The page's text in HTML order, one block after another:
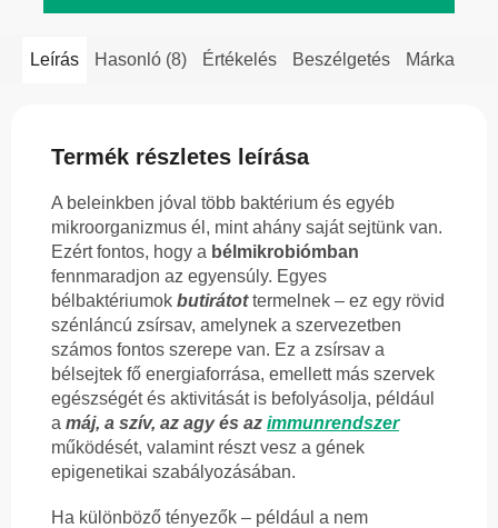
Leírás Hasonló (8) Értékelés Beszélgetés Márka
Termék részletes leírása
A beleinkben jóval több baktérium és egyéb
mikroorganizmus él, mint ahány saját sejtünk van.
Ezért fontos, hogy a bélmikrobiómban
fennmaradjon az egyensúly. Egyes
bélbaktériumok butirátottermelnek – ez egy rövid
szénláncú zsírsav, amelynek a szervezetben
számos fontos szerepe van. Ez a zsírsav a
bélsejtek fő energiaforrása, emellett más szervek
egészségét és aktivitását is befolyásolja, például
a máj, a szív, az agy és az immunrendszer
működését, valamint részt vesz a gének
epigenetikai szabályozásában.
Ha különböző tényezők – például a nem